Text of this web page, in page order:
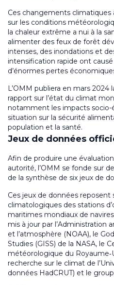
Ces changements
sur les conditions
la chaleur extrême a nui à la
alimenter des feux de forêt
intenses, des inondations et
intensification rapide ont
d’énormes pertes
L’OMM publiera en mars 2024
rapport sur l’état du climat
notamment les impacts
situation sur la sécurité
population et la santé.
Jeux de données
Afin de produire une
autorité, l’OMM se fonde sur
de la synthèse de six jeux de
Ces jeux de données reposent
climatologiques des stations
maritimes mondiaux de
mis à jour par l’Administration
et l’atmosphère (NOAA), le
Studies (GISS) de la NASA, le
météorologique du
recherche sur le climat de
données HadCRUT) et le